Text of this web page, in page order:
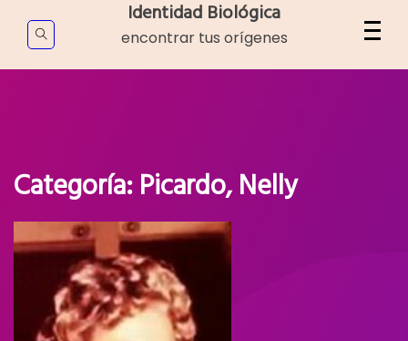
content
Identidad Biológica
encontrar tus orígenes
Categoría:Picardo, Nelly